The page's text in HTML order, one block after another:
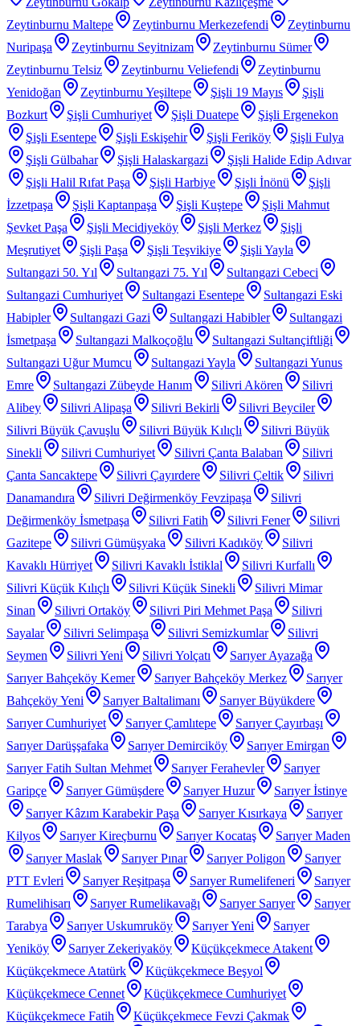
Zeytinburnu Maltepe
Zeytinburnu Merkezefendi
Zeytinburnu
Nuripaşa
Zeytinburnu Seyitnizam
Zeytinburnu Sümer
Zeytinburnu Telsiz
Zeytinburnu Veliefendi
Zeytinburnu
Yenidoğan
Zeytinburnu Yeşiltepe Şişli 19 Mayıs
Şişli
Bozkurt
Şişli Cumhuriyet Şişli Duatepe
Şişli Ergenekon
Şişli Esentepe
Şişli Eskişehir Şişli Feriköy
Şişli Fulya
Şişli Gülbahar
Şişli Halaskargazi
Şişli Halide Edip Adıvar
Şişli Halil Rıfat Paşa
Şişli Harbiye Şişli İnönü
Şişli
İzzetpaşa
Şişli Kaptanpaşa Şişli Kuştepe
Şişli Mahmut
Şevket Paşa
Şişli Mecidiyeköy Şişli Merkez
Şişli
Meşrutiyet
Şişli Paşa Şişli Teşvikiye
Şişli Yayla
Sultangazi 50. Yıl
Sultangazi 75. Yıl
Sultangazi Cebeci
Sultangazi Cumhuriyet
Sultangazi Esentepe
Sultangazi Eski
Habipler
Sultangazi Gazi Sultangazi Habibler
Sultangazi
İsmetpaşa
Sultangazi Malkoçoğlu
Sultangazi Sultançiftliği
Sultangazi Uğur Mumcu
Sultangazi Yayla
Sultangazi Yunus
Emre
Sultangazi Zübeyde Hanım Silivri Akören
Silivri
Alibey
Silivri Alipaşa Silivri Bekirli
Silivri Beyciler
Silivri Büyük Çavuşlu
Silivri Büyük Kılıçlı
Silivri Büyük
Sinekli
Silivri Cumhuriyet Silivri Çanta Balaban
Silivri
Çanta Sancaktepe
Silivri Çayırdere Silivri Çeltik
Silivri
Danamandıra
Silivri Değirmenköy Fevzipaşa
Silivri
Değirmenköy İsmetpaşa
Silivri Fatih Silivri Fener
Silivri
Gazitepe
Silivri Gümüşyaka Silivri Kadıköy
Silivri
Kavaklı Hürriyet
Silivri Kavaklı İstiklal
Silivri Kurfallı
Silivri Küçük Kılıçlı
Silivri Küçük Sinekli
Silivri Mimar
Sinan
Silivri Ortaköy Silivri Piri Mehmet Paşa
Silivri
Sayalar
Silivri Selimpaşa Silivri Semizkumlar
Silivri
Seymen
Silivri Yeni Silivri Yolçatı
Sarıyer Ayazağa
Sarıyer Bahçeköy Kemer
Sarıyer Bahçeköy Merkez
Sarıyer
Bahçeköy Yeni
Sarıyer Baltalimanı
Sarıyer Büyükdere
Sarıyer Cumhuriyet
Sarıyer Çamlıtepe
Sarıyer Çayırbaşı
Sarıyer Darüşşafaka
Sarıyer Demirciköy
Sarıyer Emirgan
Sarıyer Fatih Sultan Mehmet
Sarıyer Ferahevler
Sarıyer
Garipçe
Sarıyer Gümüşdere Sarıyer Huzur
Sarıyer İstinye
Sarıyer Kâzım Karabekir Paşa
Sarıyer Kısırkaya
Sarıyer
Kilyos
Sarıyer Kireçburnu Sarıyer Kocataş
Sarıyer Maden
Sarıyer Maslak
Sarıyer Pınar Sarıyer Poligon
Sarıyer
PTT Evleri
Sarıyer Reşitpaşa Sarıyer Rumelifeneri
Sarıyer
Rumelihisarı
Sarıyer Rumelikavağı Sarıyer Sarıyer
Sarıyer
Tarabya
Sarıyer Uskumruköy Sarıyer Yeni
Sarıyer
Yeniköy
Sarıyer Zekeriyaköy
Küçükçekmece Atakent
Küçükçekmece Atatürk
Küçükçekmece Beşyol
Küçükçekmece Cennet
Küçükçekmece Cumhuriyet
Küçükçekmece Fatih
Küçükçekmece Fevzi Çakmak